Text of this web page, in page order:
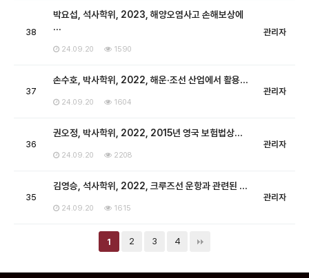
38
박요섭, 석사학위, 2023, 해양오염사고 손해보상에
…
24.09.20 1590
관리자
37
손수호, 박사학위, 2022, 해운·조선 산업에서 활용…
24.09.20 1604
관리자
36
권오정, 박사학위, 2022, 2015년 영국 보험법상…
24.09.20 2208
관리자
35
김영승, 석사학위, 2022, 크루즈선 운항과 관련된 …
24.09.20 1615
관리자
1 2 3 4